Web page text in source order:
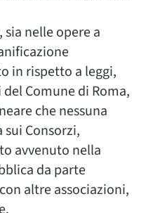
nelle opere a
in rispetto a leggi,
Comune di Roma,
che nessuna
Consorzi,
avvenuto nella
da parte
altre associazioni,